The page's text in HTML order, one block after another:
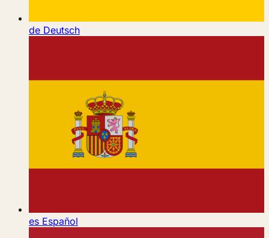
de Deutsch
es Español